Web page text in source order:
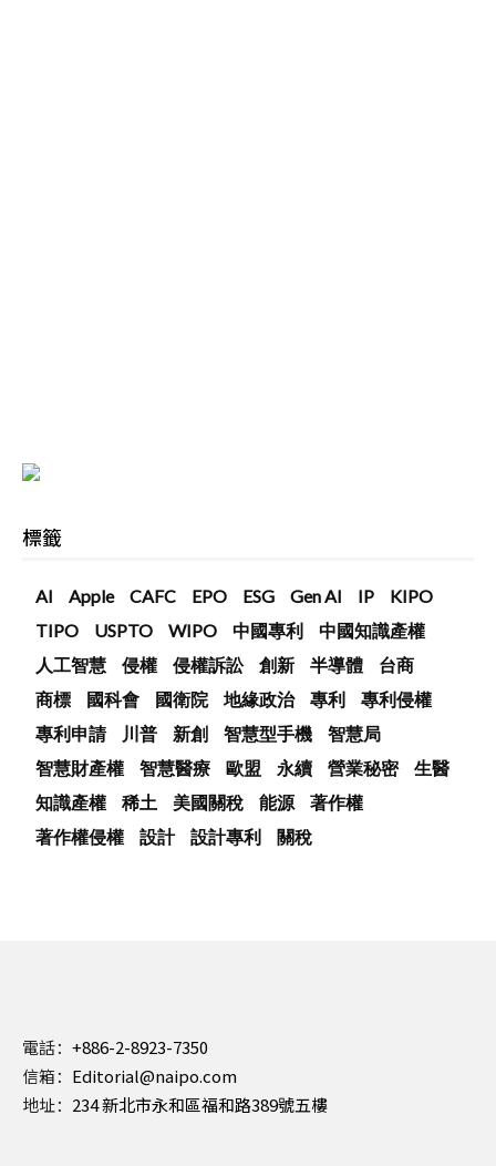
標籤
AI Apple CAFC EPO ESG Gen AI IP
KIPO
TIPO
USPTO WIPO 中國專利
中國知識產權
人工智慧
侵權 侵權訴訟 創新 半導體
台商
商標
國科會 國衛院 地緣政治 專利
專利侵權
專利申請
川普 新創 智慧型手機
智慧局
智慧財產權
智慧醫療 歐盟 永續 營業秘密
生醫
知識產權
稀土 美國關稅 能源
著作權
著作權侵權
設計 設計專利 關稅
電話： +886-2-8923-7350
信箱： Editorial@naipo.com
地址： 234 新北市永和區福和路389號五樓